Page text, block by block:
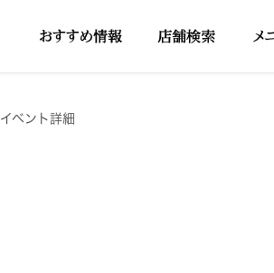
イベント詳細